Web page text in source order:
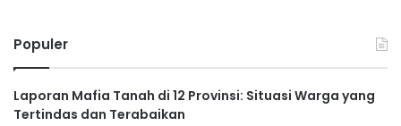
Populer
Laporan Mafia Tanah di 12 Provinsi: Situasi Warga yang
Tertindas dan Terabaikan